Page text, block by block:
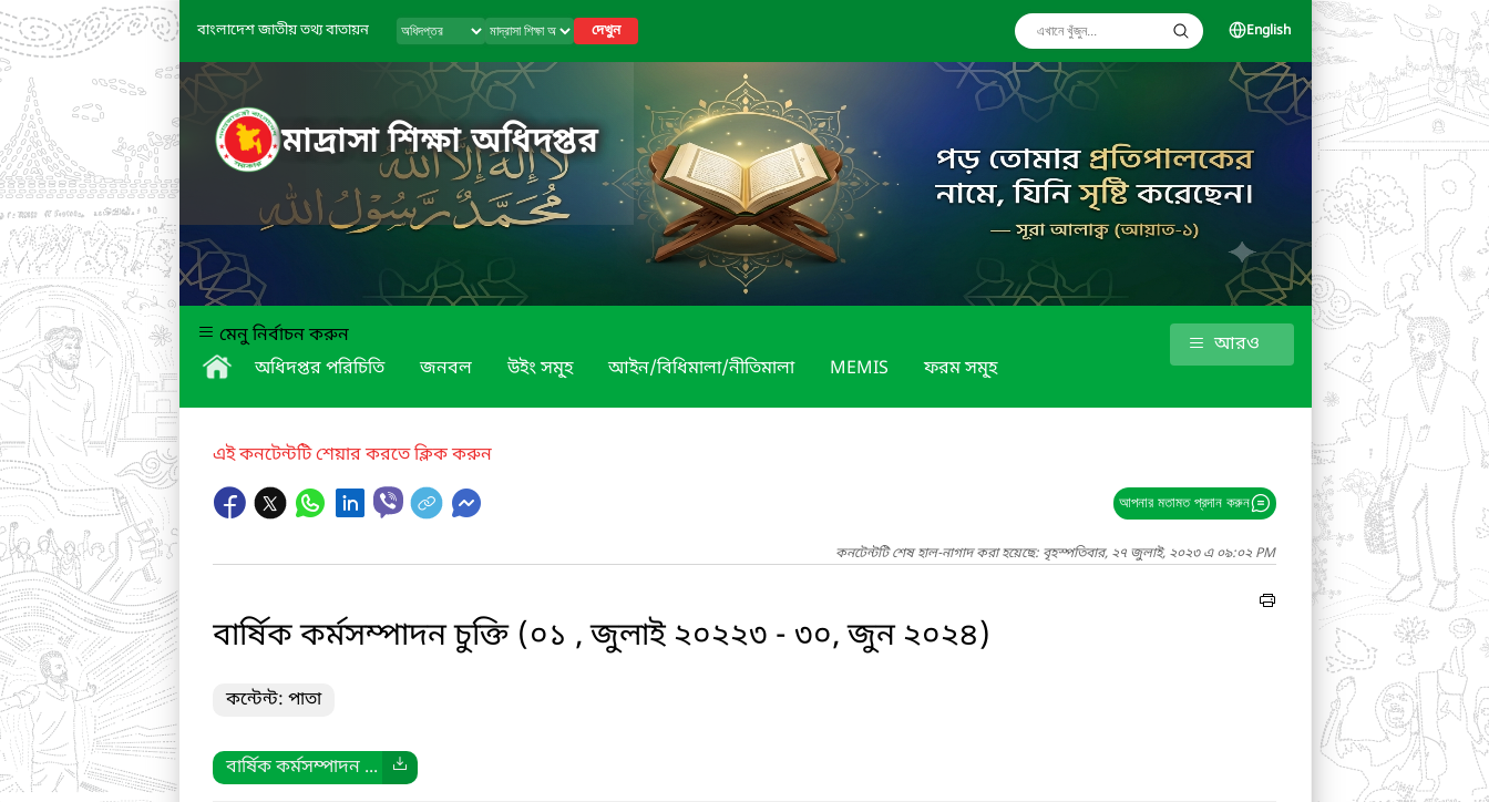
বাংলাদেশ জাতীয় তথ্য বাতায়ন দেখুন English
মাদ্রাসা শিক্ষা অধিদপ্তর
মেনু নির্বাচন করুন
অধিদপ্তর পরিচিতি
জনবল উইং সমূ্হ আইন/বিধিমালা/নীতিমালা MEMIS ফরম সমূ্হ
আরও
এই কনটেন্টটি শেয়ার করতে ক্লিক করুন
আপনার মতামত প্রদান করুন
কনটেন্টটি শেষ হাল-নাগাদ করা হয়েছে: বৃহস্পতিবার, ২৭ জুলাই, ২০২৩ এ ০৯:০২ PM
বার্ষিক কর্মসম্পাদন চুক্তি (০১ , জুলাই ২০২২৩ - ৩০, জুন ২০২৪)
কন্টেন্ট: পাতা
বার্ষিক কর্মসম্পাদন ...